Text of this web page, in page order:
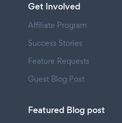
Get Involved
Affiliate Program
Success Stories
Feature Requests
Guest Blog Post
Featured Blog post